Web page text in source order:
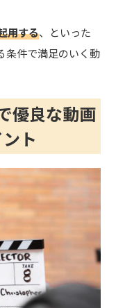
用する、といった
条件で満足のいく動
優良な動画
ト